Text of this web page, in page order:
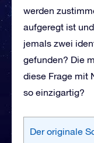
werden
aufgeregt ist
jemals zwei
gefunden? Die
diese Frage mit
so einzigartig?
Der originale